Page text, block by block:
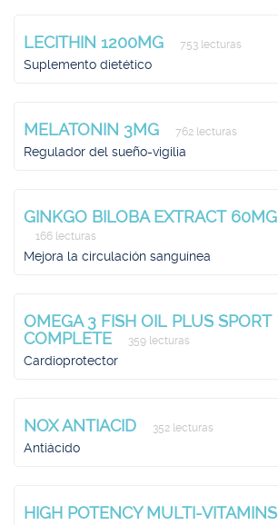
LECITHIN 1200MG 753 lecturas
Suplemento dietético
MELATONIN 3MG 762 lecturas
Regulador del sueño-vigilia
GINKGO BILOBA EXTRACT 60MG
166 lecturas
Mejora la circulación sanguínea
OMEGA 3 FISH OIL PLUS SPORT
COMPLETE
359 lecturas
Cardioprotector
NOX ANTIACID 352 lecturas
Antiácido
HIGH POTENCY MULTI-VITAMINS